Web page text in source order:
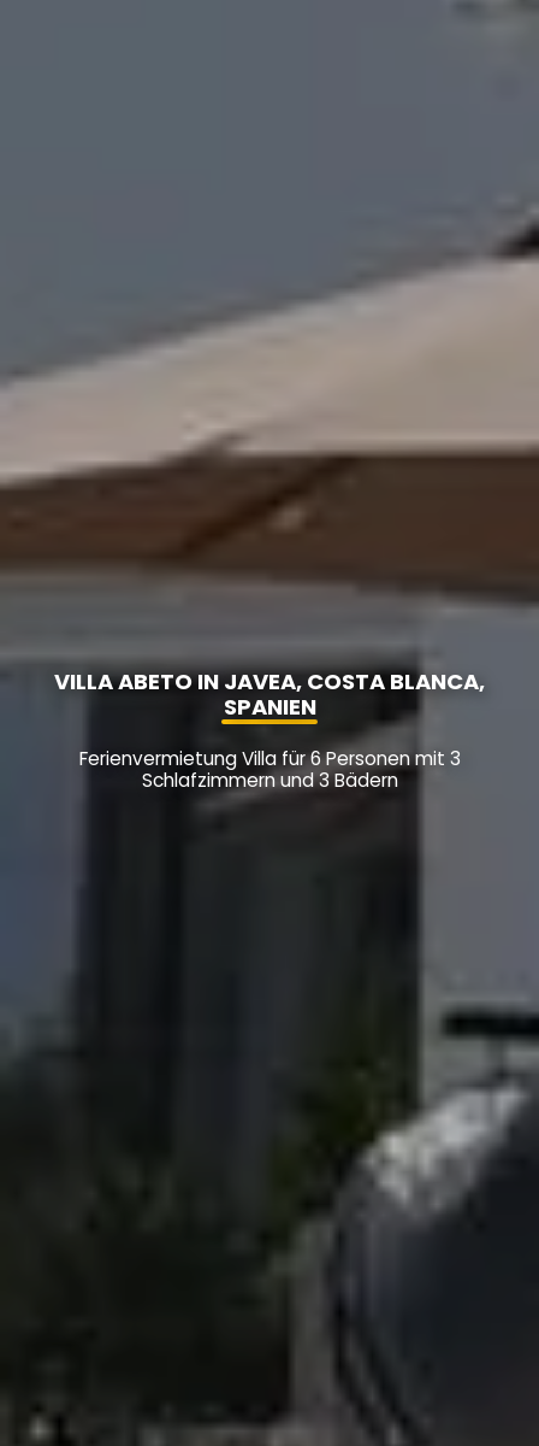
VILLA ABETO IN JAVEA, COSTA BLANCA,
SPANIEN
Ferienvermietung Villa für 6 Personen mit 3
Schlafzimmern und 3 Bädern